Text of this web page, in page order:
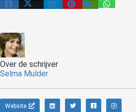
Over de schrijver
Selma Mulder
Website